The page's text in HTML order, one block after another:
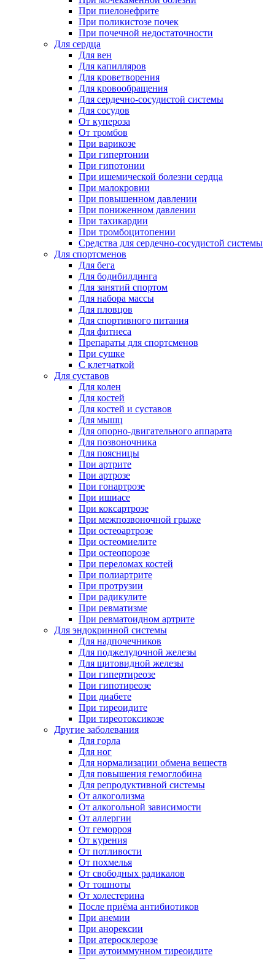
При пиелонефрите
При поликистозе почек
При почечной недостаточности
Для сердца
Для вен
Для капилляров
Для кроветворения
Для кровообращения
Для сердечно-сосудистой системы
Для сосудов
От купероза
От тромбов
При варикозе
При гипертонии
При гипотонии
При ишемической болезни сердца
При малокровии
При повышенном давлении
При пониженном давлении
При тахикардии
При тромбоцитопении
Средства для сердечно-сосудистой системы
Для спортсменов
Для бега
Для бодибилдинга
Для занятий спортом
Для набора массы
Для пловцов
Для спортивного питания
Для фитнеса
Препараты для спортсменов
При сушке
С клетчаткой
Для суставов
Для колен
Для костей
Для костей и суставов
Для мышц
Для опорно-двигательного аппарата
Для позвоночника
Для поясницы
При артрите
При артрозе
При гонартрозе
При ишиасе
При коксартрозе
При межпозвоночной грыже
При остеоартрозе
При остеомиелите
При остеопорозе
При переломах костей
При полиартрите
При протрузии
При радикулите
При ревматизме
При ревматоидном артрите
Для эндокринной системы
Для надпочечников
Для поджелудочной железы
Для щитовидной железы
При гипертиреозе
При гипотиреозе
При диабете
При тиреоидите
При тиреотоксикозе
Другие заболевания
Для горла
Для ног
Для нормализации обмена веществ
Для повышения гемоглобина
Для репродуктивной системы
От алкоголизма
От алкогольной зависимости
От аллергии
От геморроя
От курения
От потливости
От похмелья
От свободных радикалов
От тошноты
От холестерина
После приёма антибиотиков
При анемии
При анорексии
При атеросклерозе
При аутоиммунном тиреоидите